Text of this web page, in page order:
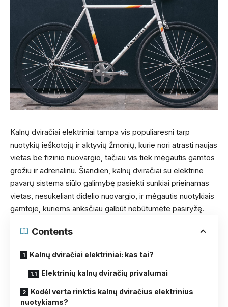
Kalnų dviračiai elektriniai tampa vis populiaresni tarp
nuotykių ieškotojų ir aktyvių žmonių, kurie nori atrasti naujas
vietas be fizinio nuovargio, tačiau vis tiek mėgautis gamtos
grožiu ir adrenalinu. Šiandien, kalnų dviračiai su elektrine
pavarų sistema siūlo galimybę pasiekti sunkiai prieinamas
vietas, nesukeliant didelio nuovargio, ir mėgautis nuotykiais
gamtoje, kuriems anksčiau galbūt nebūtumėte pasiryžę.
Contents
Kalnų dviračiai elektriniai: kas tai?
Elektrinių kalnų dviračių privalumai
Kodėl verta rinktis kalnų dviračius elektrinius
nuotykiams?